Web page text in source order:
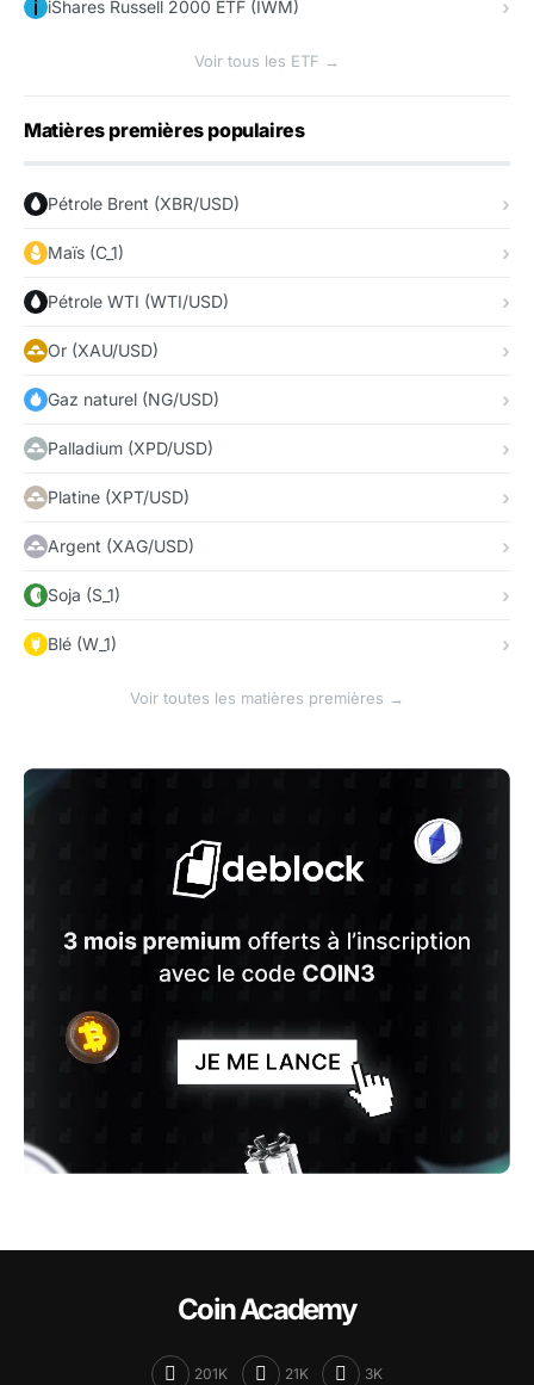
iShares Russell 2000 ETF (IWM)
Voir tous les ETF →
Matières premières populaires
Pétrole Brent (XBR/USD)
Maïs (C_1)
Pétrole WTI (WTI/USD)
Or (XAU/USD)
Gaz naturel (NG/USD)
Palladium (XPD/USD)
Platine (XPT/USD)
Argent (XAG/USD)
Soja (S_1)
Blé (W_1)
Voir toutes les matières premières →
Coin Academy
201K 21K 3K